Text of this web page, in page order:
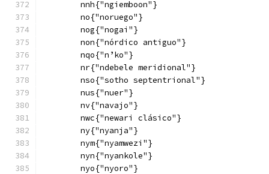
        nnh{"ngiemboon"}
        no{"noruego"}
        nog{"nogai"}
        non{"nórdico antiguo"}
        nqo{"n’ko"}
        nr{"ndebele meridional"}
        nso{"sotho septentrional"}
        nus{"nuer"}
        nv{"navajo"}
        nwc{"newari clásico"}
        ny{"nyanja"}
        nym{"nyamwezi"}
        nyn{"nyankole"}
        nyo{"nyoro"}